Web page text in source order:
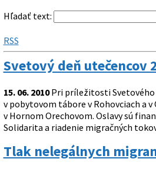
Hľadať text:
RSS
Svetový deň utečencov
15. 06. 2010Pri príležitosti Svetového
v pobytovom tábore v Rohovciach a
v Hornom Orechovom. Oslavy sú
Solidarita a riadenie migračných
Tlak nelegálnych